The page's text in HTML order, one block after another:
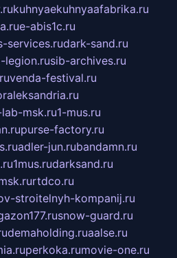
kuhnyaekuhnyaafabrika.ru
e-abis1c.ru
services.rudark-sand.ru
legion.rusib-archives.ru
venda-festival.ru
msk.ru1-mus.ru
purse-factory.ru
adler-jun.rubandamn.ru
1mus.rudarksand.ru
rtdco.ru
stroitelnyh-kompanij.ru
snow-guard.ru
demaholding.ruaalse.ru
perkoka.rumovie-one.ru